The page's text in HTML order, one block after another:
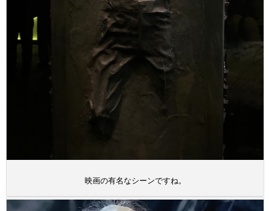
映画の有名なシーンですね。